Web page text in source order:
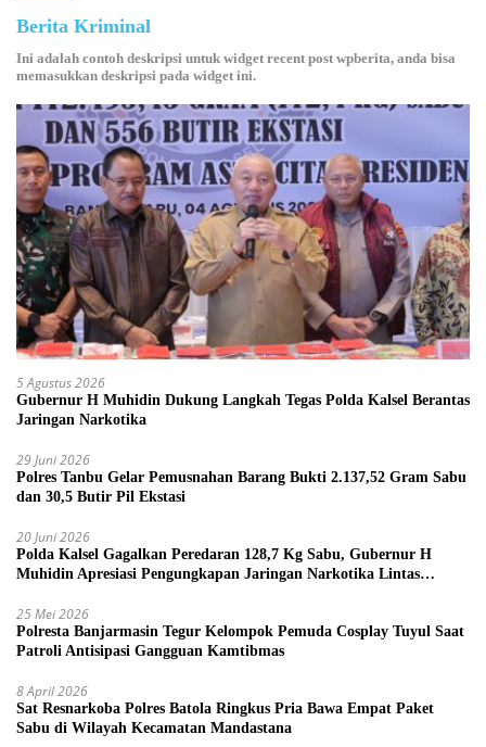
Berita Kriminal
Ini adalah contoh deskripsi untuk widget recent post wpberita, anda bisa
memasukkan deskripsi pada widget ini.
5 Agustus 2026
Gubernur H Muhidin Dukung Langkah Tegas Polda Kalsel Berantas
Jaringan Narkotika
29 Juni 2026
Polres Tanbu Gelar Pemusnahan Barang Bukti 2.137,52 Gram Sabu
dan 30,5 Butir Pil Ekstasi
20 Juni 2026
Polda Kalsel Gagalkan Peredaran 128,7 Kg Sabu, Gubernur H
Muhidin Apresiasi Pengungkapan Jaringan Narkotika Lintas
25 Mei 2026
Polresta Banjarmasin Tegur Kelompok Pemuda Cosplay Tuyul Saat
Patroli Antisipasi Gangguan Kamtibmas
8 April 2026
Sat Resnarkoba Polres Batola Ringkus Pria Bawa Empat Paket
Sabu di Wilayah Kecamatan Mandastana